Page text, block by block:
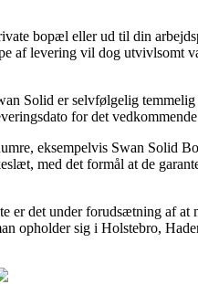
bopæl eller ud til din
af levering vil dog utvivlsomt
Solid er selvfølgelig
for det
eksempelvis Swan Solid
med det formål at de
det under forudsætning af at
opholder sig i Holstebro,